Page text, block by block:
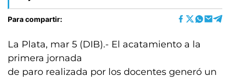
Para compartir:
La Plata, mar 5 (DIB).- El acatamiento a la
primera jornada
de paro realizada por los docentes generó un